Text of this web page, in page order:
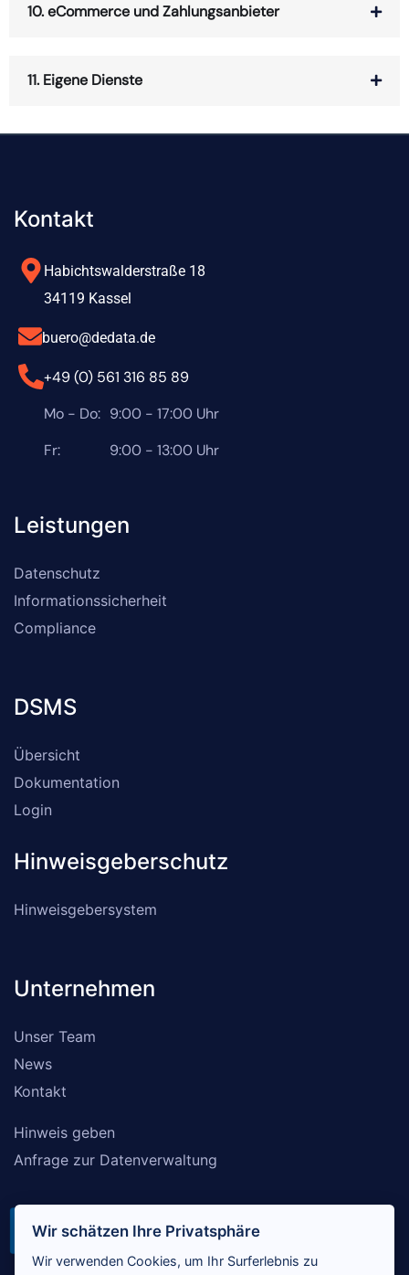
10. eCommerce und Zahlungs­anbieter
11. Eigene Dienste
Kontakt
Habichtswalderstraße 18
34119 Kassel
buero@dedata.de
+49 (0) 561 316 85 89
Mo - Do: 9:00 - 17:00 Uhr
Fr:
9:00 - 13:00 Uhr
Leistungen
Datenschutz
Informationssicherheit
Compliance
DSMS
Übersicht
Dokumentation
Login
Hinweisgeberschutz
Hinweisgebersystem
Unternehmen
Unser Team
News
Kontakt
Hinweis geben
Anfrage zur Datenverwaltung
Wir schätzen Ihre Privatsphäre
Wir verwenden Cookies, um Ihr Surferlebnis zu